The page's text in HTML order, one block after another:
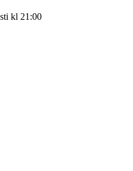
kl 21:00